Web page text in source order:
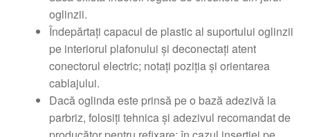
oglinzii.
Îndepărtaţi capacul de plastic al suportului oglinzii
pe interiorul plafonului şi deconectaţi atent
conectorul electric; notaţi poziţia şi orientarea
cablajului.
Dacă oglinda este prinsă pe o bază adezivă la
parbriz, folosiţi tehnica şi adezivul recomandat de